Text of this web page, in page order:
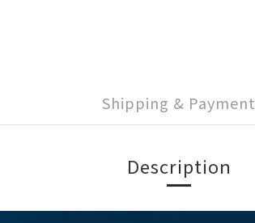
Shipping & Payment
Description